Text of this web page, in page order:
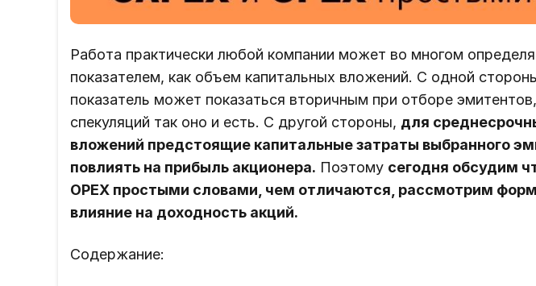
Работа практически любой компании может во многом
показателем, как объем капитальных вложений. С одной
показатель может показаться вторичным при отборе
спекуляций так оно и есть. С другой стороны, для
вложений предстоящие капитальные затраты выбранного
повлиять на прибыль акционера. Поэтому сегодня обсудим
OPEX простыми словами, чем отличаются, рассмотрим
влияние на доходность акций.
Содержание: